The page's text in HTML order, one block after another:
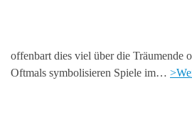
offenbart dies viel über die Träumende
Oftmals symbolisieren Spiele im…